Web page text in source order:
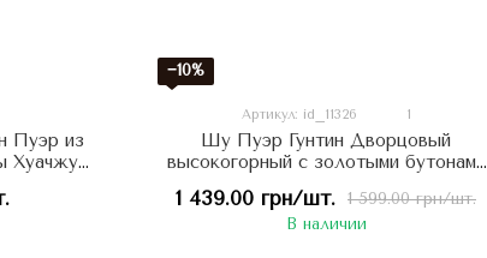
Пуэр из
Хуачжу
−10%
Артикул: id_11326 1
Шу Пуэр Гунтин Дворцовый
высокогорный с золотыми бутонами
357г, Китай1 599.00 грн/шт.
1 439.00 грн/шт.
В наличии